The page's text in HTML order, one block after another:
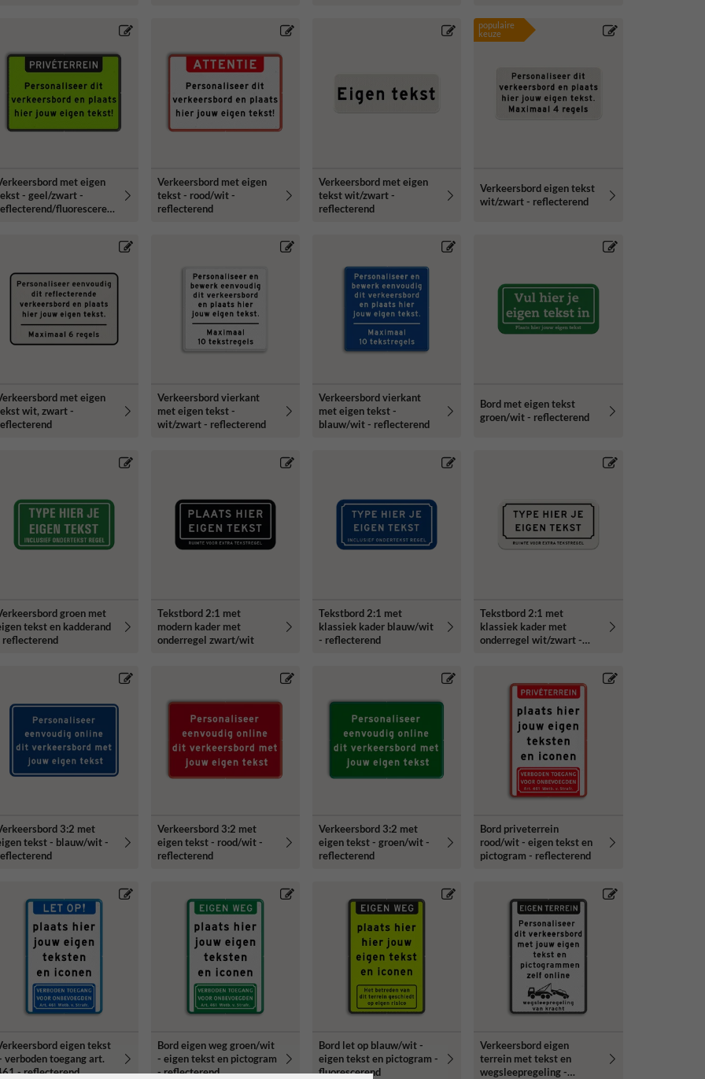
met eigen
- geel/zwart -
fluoresceren
Verkeersbord met eigen
tekst - rood/wit -
reflecterend
Verkeersbord met eigen
tekst wit/zwart -
reflecterend
populaire
keuze
Verkeersbord eigen tekst
wit/zwart - reflecterend
met eigen
wit, zwart -
Verkeersbord vierkant
met eigen tekst -
wit/zwart - reflecterend
Verkeersbord vierkant
met eigen tekst -
blauw/wit - reflecterend
Bord met eigen tekst
groen/wit - reflecterend
groen met
tekst en kadderand
reflecterend
Tekstbord 2:1 met
modern kader met
onderregel zwart/wit
Tekstbord 2:1 met
klassiek kader blauw/wit
- reflecterend
Tekstbord 2:1 met
klassiek kader met
onderregel wit/zwart -
3:2 met
tekst - blauw/wit -
Verkeersbord 3:2 met
eigen tekst - rood/wit -
reflecterend
Verkeersbord 3:2 met
eigen tekst - groen/wit -
reflecterend
Bord priveterrein
rood/wit - eigen tekst en
pictogram - reflecterend
eigen tekst
verboden toegang art.
- reflecterend
Bord eigen weg groen/wit
- eigen tekst en pictogram
- reflecterend
Bord let op blauw/wit -
eigen tekst en pictogram -
fluorescerend
Verkeersbord eigen
terrein met tekst en
wegsleepregeling -